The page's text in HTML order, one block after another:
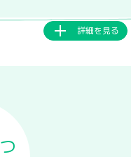
詳細を見る